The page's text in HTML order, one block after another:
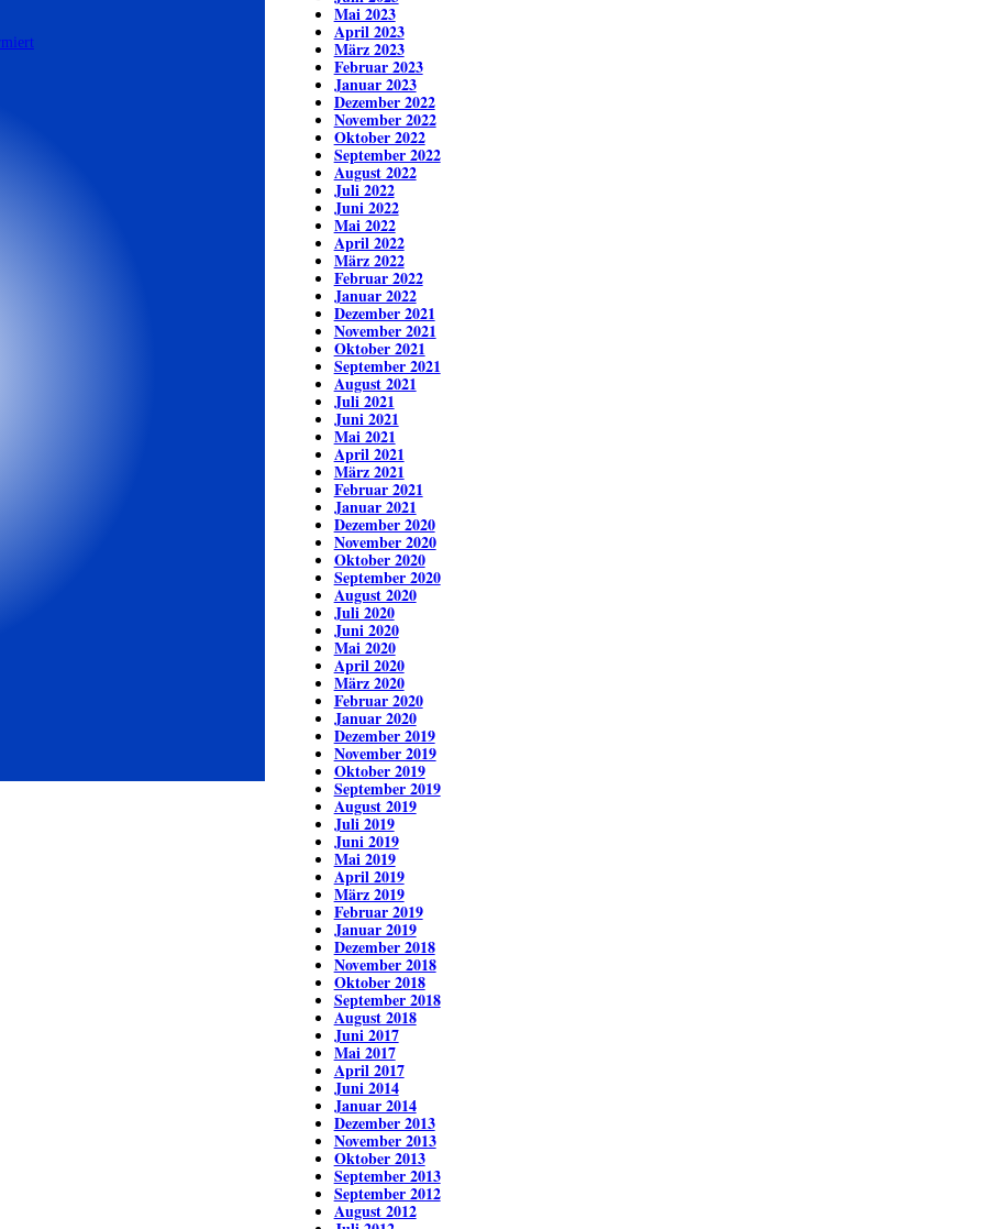
Mai 2023
April 2023
März 2023
Februar 2023
Januar 2023
Dezember 2022
November 2022
Oktober 2022
September 2022
August 2022
Juli 2022
Juni 2022
Mai 2022
April 2022
März 2022
Februar 2022
Januar 2022
Dezember 2021
November 2021
Oktober 2021
September 2021
August 2021
Juli 2021
Juni 2021
Mai 2021
April 2021
März 2021
Februar 2021
Januar 2021
Dezember 2020
November 2020
Oktober 2020
September 2020
August 2020
Juli 2020
Juni 2020
Mai 2020
April 2020
März 2020
Februar 2020
Januar 2020
Dezember 2019
November 2019
Oktober 2019
September 2019
August 2019
Juli 2019
Juni 2019
Mai 2019
April 2019
März 2019
Februar 2019
Januar 2019
Dezember 2018
November 2018
Oktober 2018
September 2018
August 2018
Juni 2017
Mai 2017
April 2017
Juni 2014
Januar 2014
Dezember 2013
November 2013
Oktober 2013
September 2013
September 2012
August 2012